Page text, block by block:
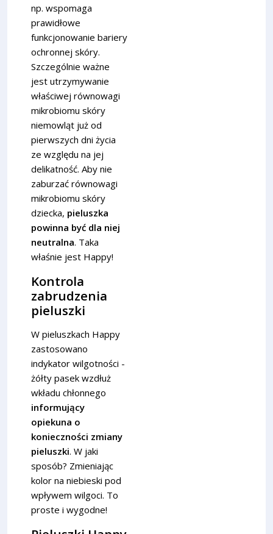
np. wspomaga
prawidłowe
funkcjonowanie bariery
ochronnej skóry.
Szczególnie ważne
jest utrzymywanie
właściwej równowagi
mikrobiomu skóry
niemowląt już od
pierwszych dni życia
ze względu na jej
delikatność. Aby nie
zaburzać równowagi
mikrobiomu skóry
dziecka, pieluszka
powinna być dla niej
neutralna. Taka
właśnie jest Happy!
Kontrola
zabrudzenia
pieluszki
W pieluszkach Happy
zastosowano
indykator wilgotności -
żółty pasek wzdłuż
wkładu chłonnego
informujący
opiekuna o
konieczności zmiany
pieluszki. W jaki
sposób? Zmieniając
kolor na niebieski pod
wpływem wilgoci. To
proste i wygodne!